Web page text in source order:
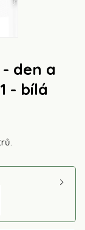
- den a
- bílá